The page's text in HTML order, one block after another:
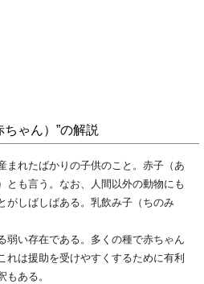
ちゃん）”の解説
まれたばかりの子供のこと。赤子（あ
とも言う。なお、人間以外の動物にも
がしばしばある。乳飲み子（ちのみ
弱い存在である。多くの種で赤ちゃん
れは援助を受けやすくするために有利
もある。